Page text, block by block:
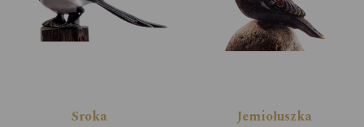
Sroka Jemiołuszka